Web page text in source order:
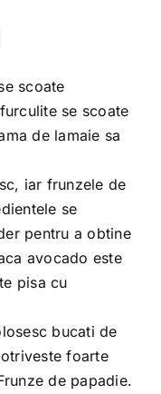
scoate
se scoate
de lamaie sa
iar frunzele de
se
pentru a obtine
avocado este
pisa cu
bucati de
foarte
de papadie.